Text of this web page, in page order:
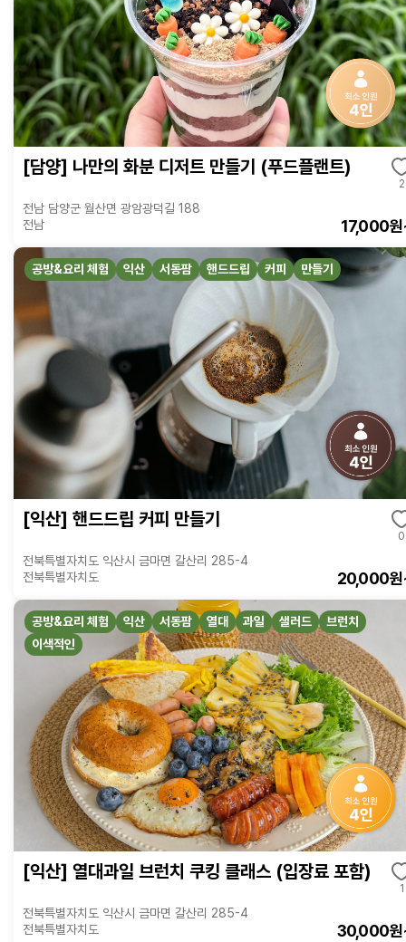
[담양] 나만의 화분 디저트 만들기 (푸드플랜트)
2
전남 담양군 월산면 광암광덕길 188
전남
17,000
공방&요리 체험 익산 서동팜 핸드드립 커피 만들기
[익산] 핸드드립 커피 만들기
0
전북특별자치도 익산시 금마면 갈산리 285-4
전북특별자치도
20,000
공방&요리 체험 익산 서동팜 열대 과일 샐러드
브런치
이색적인
[익산] 열대과일 브런치 쿠킹 클래스 (입장료 포함)
1
전북특별자치도 익산시 금마면 갈산리 285-4
전북특별자치도
30,000